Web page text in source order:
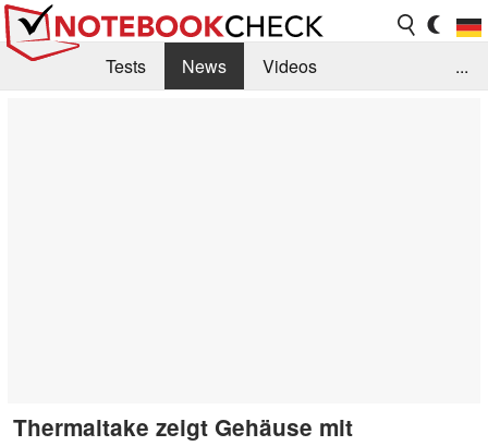
Tests News
Videos
...
Thermaltake zeigt Gehäuse mit